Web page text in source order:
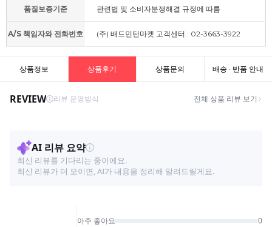
품질보증기준 관련법 및 소비자분쟁해결 규정에 따름
A/S 책임자와 전화번호 (주) 배드민턴마켓 고객센터 : 02-3663-3922
상품정보 상품후기 상품문의 배송 · 반품 안내